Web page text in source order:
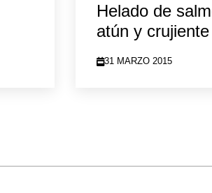
Helado de
atún y
31 MARZO 2015